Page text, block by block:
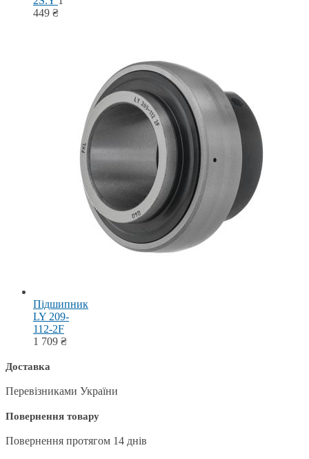
449 ₴
Підшипник
LY 209-
112-2F
1 709 ₴
Доставка
Перевізниками України
Повернення товару
Повернення протягом 14 днів